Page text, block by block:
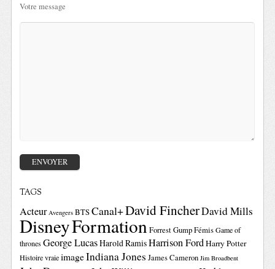
Votre message
TAGS
Acteur Avengers BTSCanal+David FincherDavid Mills
DisneyFormationForrest GumpFémis Game of
thrones George LucasHarold RamisHarrison FordHarry Potter
Histoire vraie imageIndiana Jones James Cameron Jim Broadbent